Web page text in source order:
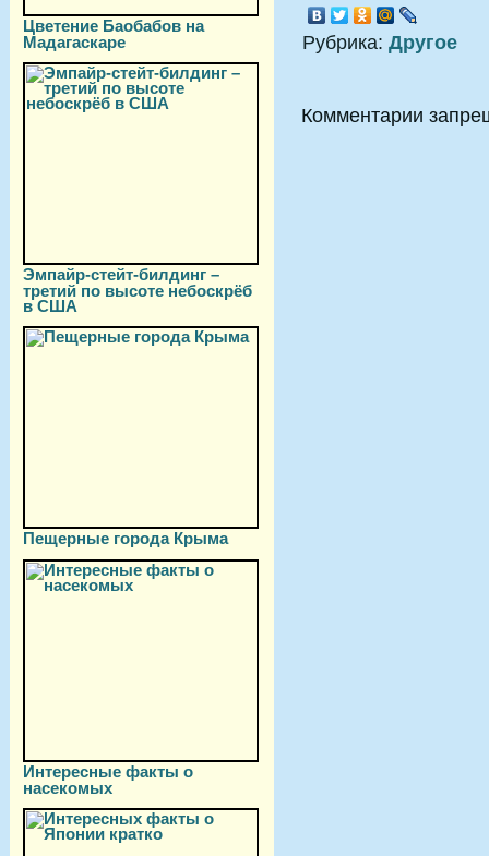
Цветение Баобабов на
Мадагаскаре
Эмпайр-стейт-билдинг –
третий по высоте небоскрёб
в США
Пещерные города Крыма
Интересные факты о
насекомых
Рубрика: Другое
Комментарии